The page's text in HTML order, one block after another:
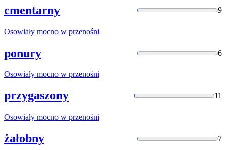
cmentarny 9
Osowiały mocno w przenośni
ponury 6
Osowiały mocno w przenośni
przygaszony 11
Osowiały mocno w przenośni
żałobny 7